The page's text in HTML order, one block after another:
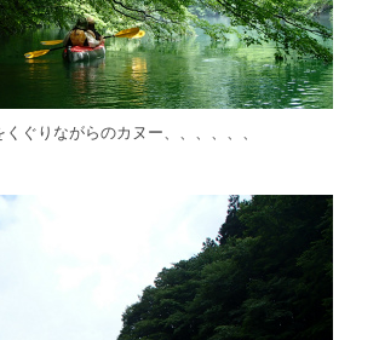
ぐりながらのカヌー、、、、、、